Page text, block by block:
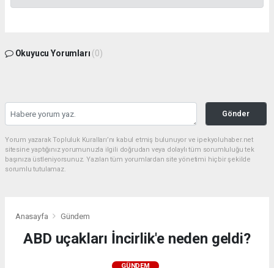
Okuyucu Yorumları (0)
Gönder
Yorum yazarak Topluluk Kuralları’nı kabul etmiş bulunuyor ve ipekyoluhaber.net
sitesine yaptığınız yorumunuzla ilgili doğrudan veya dolaylı tüm sorumluluğu tek
başınıza üstleniyorsunuz. Yazılan tüm yorumlardan site yönetimi hiçbir şekilde
sorumlu tutulamaz.
Anasayfa Gündem
ABD uçakları İncirlik'e neden geldi?
GÜNDEM